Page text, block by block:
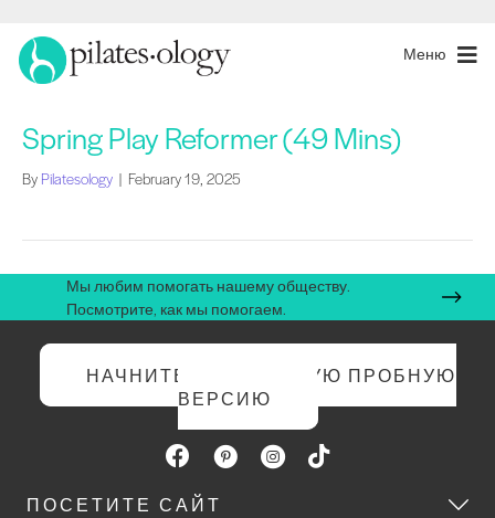
Меню
Spring Play Reformer (49 Mins)
By Pilatesology | February 19, 2025
Мы любим помогать нашему обществу.
Посмотрите, как мы помогаем.
НАЧНИТЕ БЕСПЛАТНУЮ ПРОБНУЮ
ВЕРСИЮ
ПОСЕТИТЕ САЙТ